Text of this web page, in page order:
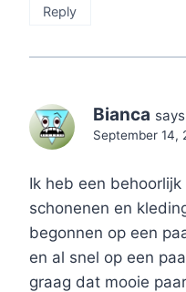
Reply
Bianca
September 14,
Ik heb een
schonenen en
begonnen op een
en al snel op een
graag dat mooie